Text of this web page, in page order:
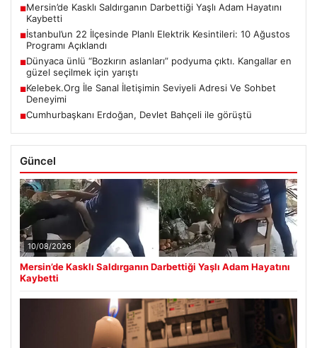
■Mersin’de Kasklı Saldırganın Darbettiği Yaşlı Adam Hayatını
Kaybetti
■İstanbul’un 22 İlçesinde Planlı Elektrik Kesintileri: 10 Ağustos
Programı Açıklandı
■Dünyaca ünlü “Bozkırın aslanları” podyuma çıktı. Kangallar en
güzel seçilmek için yarıştı
■Kelebek.Org İle Sanal İletişimin Seviyeli Adresi Ve Sohbet
Deneyimi
■Cumhurbaşkanı Erdoğan, Devlet Bahçeli ile görüştü
Güncel
10/08/2026
Mersin’de Kasklı Saldırganın Darbettiği Yaşlı Adam Hayatını
Kaybetti